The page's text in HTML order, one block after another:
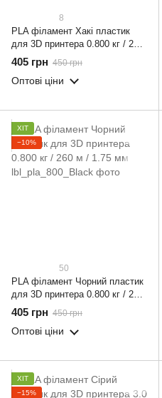
8
PLA філамент Хакі пластик
для 3D принтера 0.800 кг / 260
м / 1.75 мм
405 грн 450 грн
Оптові ціни
ХІТ
−10%
50
PLA філамент Чорний пластик
для 3D принтера 0.800 кг / 260
м / 1.75 мм
405 грн 450 грн
Оптові ціни
ХІТ
−15%